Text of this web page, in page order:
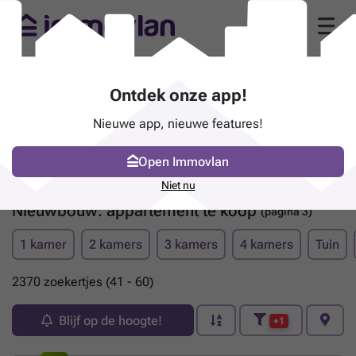
Nieuwbouw: appartement te koop(pagina 3)
1 kamer 2 kamers 3 kamers 4 kamers Tuin
2370 zoekertjes (41 - 60)
Blijf op de hoogte! +1
Ontdek onze app!
Nieuwe app, nieuwe features!
Open Immovlan
Niet nu